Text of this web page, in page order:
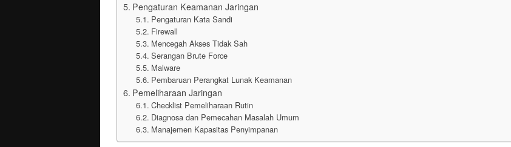
Pengaturan Keamanan Jaringan
Pengaturan Kata Sandi
Firewall
Mencegah Akses Tidak Sah
Serangan Brute Force
Malware
Pembaruan Perangkat Lunak Keamanan
Pemeliharaan Jaringan
Checklist Pemeliharaan Rutin
Diagnosa dan Pemecahan Masalah Umum
Manajemen Kapasitas Penyimpanan